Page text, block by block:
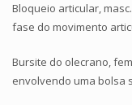
Bloqueio articular,
fase do movimento
Bursite do olecrano,
envolvendo uma bolsa